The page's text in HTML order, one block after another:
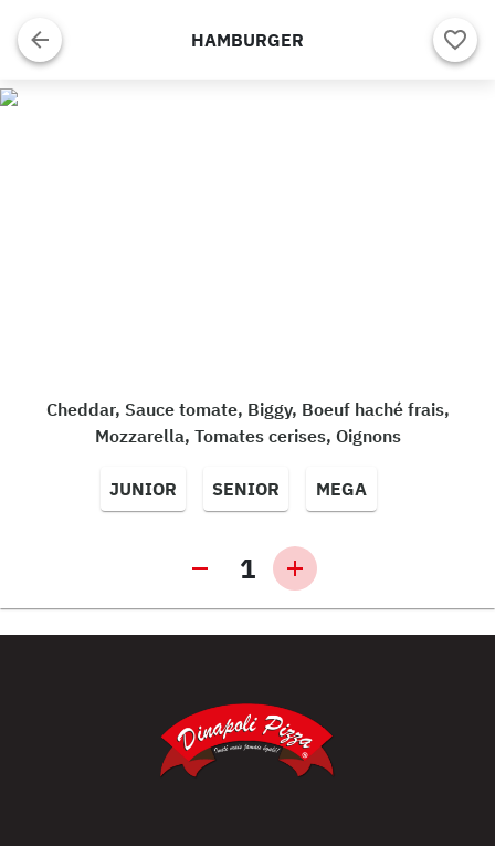
HAMBURGER
Cheddar, Sauce tomate, Biggy, Boeuf haché frais,
Mozzarella, Tomates cerises, Oignons
JUNIOR SENIOR MEGA
1